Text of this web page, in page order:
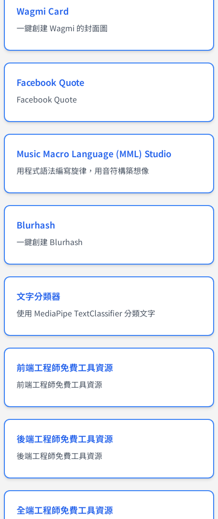
Wagmi Card
一鍵創建 Wagmi 的封面圖
Facebook Quote
Facebook Quote
Music Macro Language (MML) Studio
用程式語法編寫旋律，用音符構築想像
Blurhash
一鍵創建 Blurhash
文字分類器
使用 MediaPipe TextClassifier 分類文字
前端工程師免費工具資源
前端工程師免費工具資源
後端工程師免費工具資源
後端工程師免費工具資源
全端工程師免費工具資源